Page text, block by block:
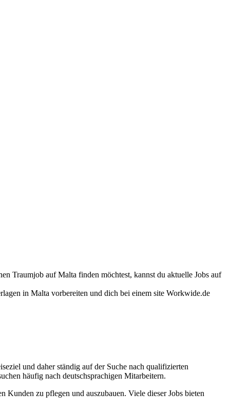
Traumjob auf Malta finden möchtest, kannst du aktuelle Jobs auf
in Malta vorbereiten und dich bei einem site Workwide.de
und daher ständig auf der Suche nach qualifizierten
häufig nach deutschsprachigen Mitarbeitern.
Kunden zu pflegen und auszubauen. Viele dieser Jobs bieten